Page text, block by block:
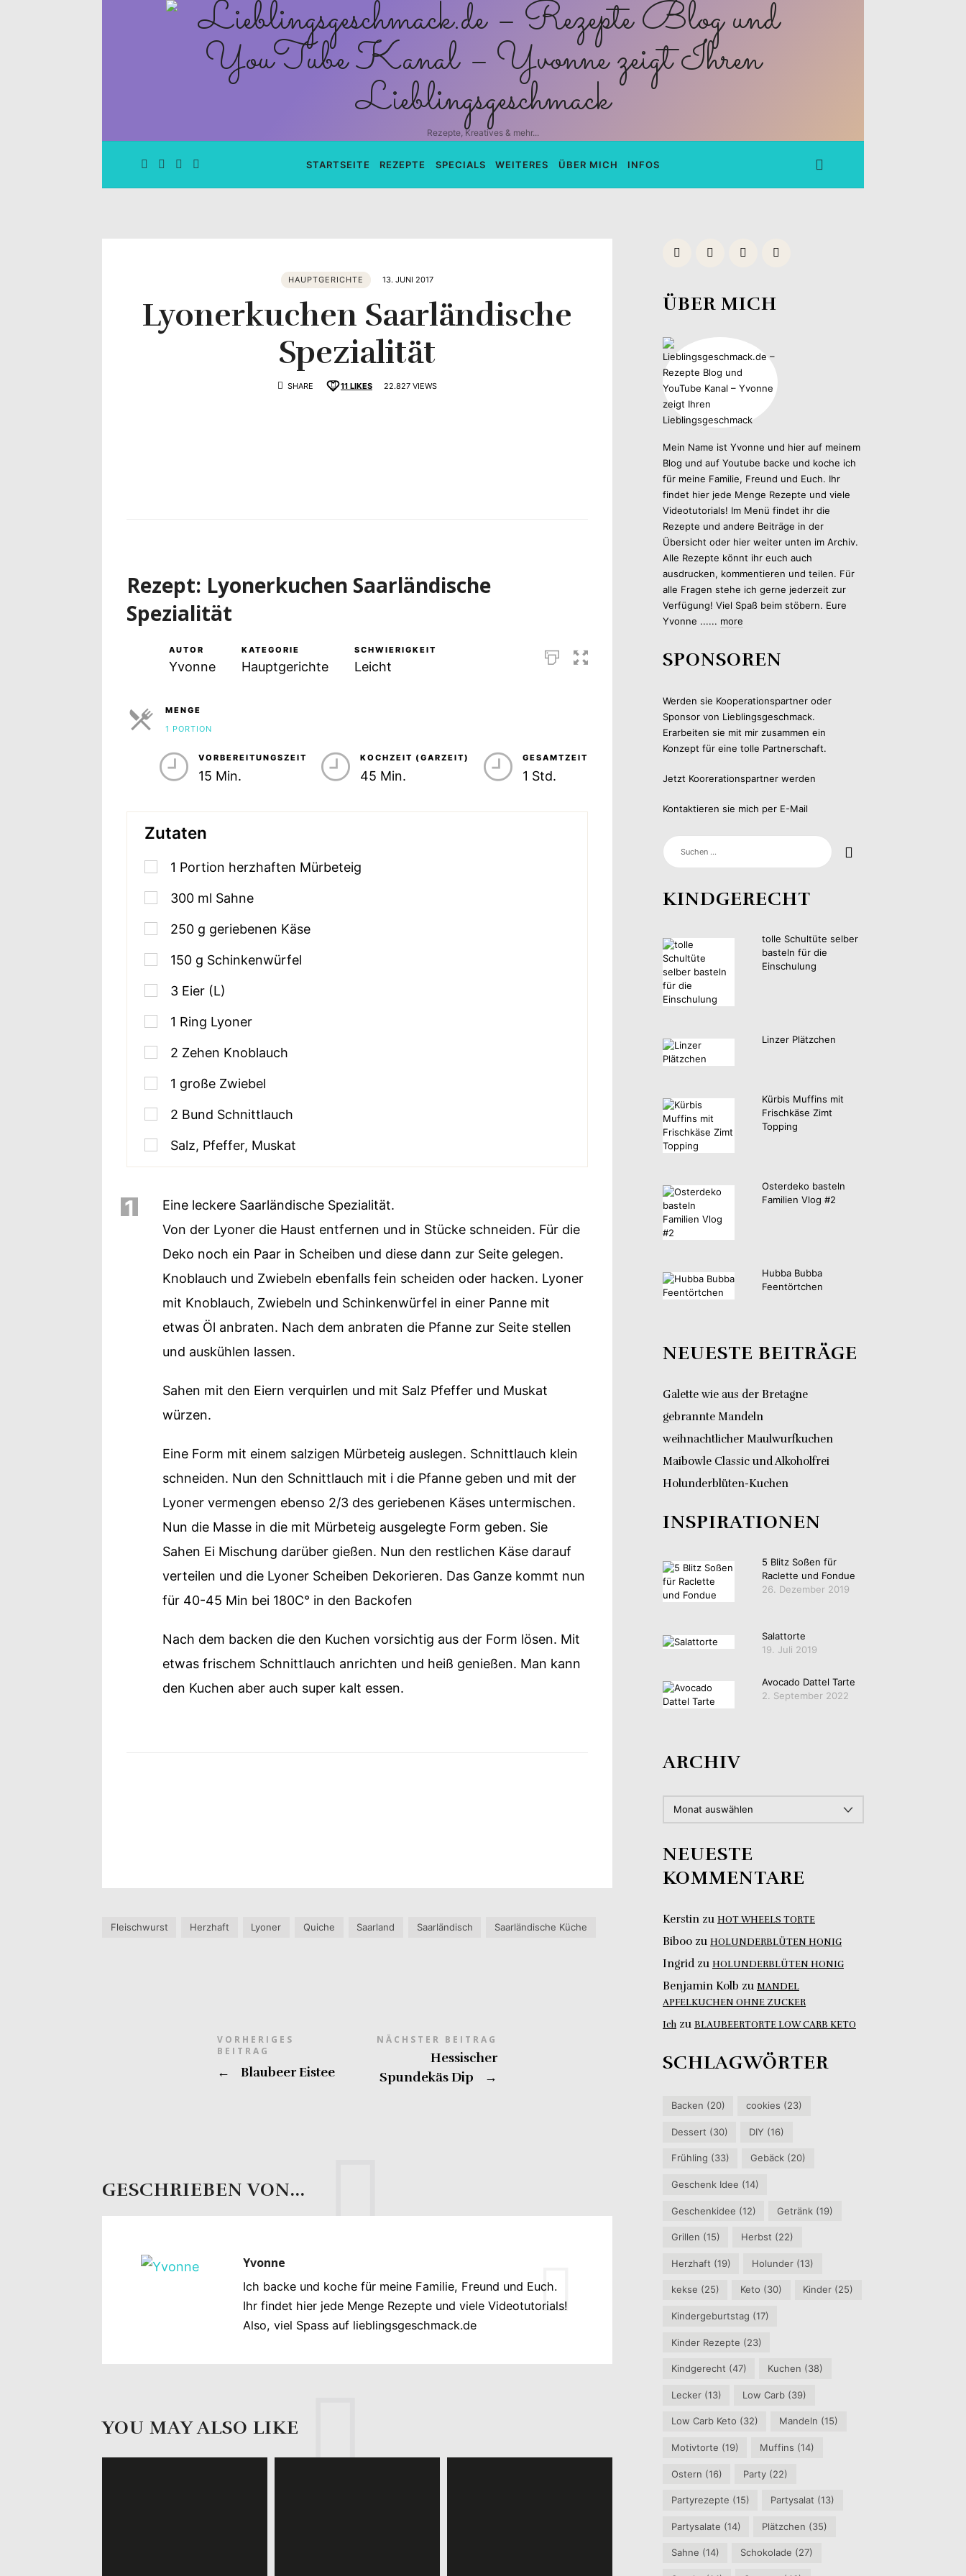
Lieblingsgeschmack.de
Rezepte
Blog
und
–
Yvonne
Rezepte, Kreatives & mehr...
STARTSEITE REZEPTE SPECIALS WEITERES ÜBER MICH INFOS
HAUPTGERICHTE 13. JUNI 2017
Lyonerkuchen Saarländische
Spezialität
SHARE 11 LIKES 22.827 VIEWS
Rezept: Lyonerkuchen Saarländische
Spezialität
AUTOR
Yvonne
KATEGORIE
Hauptgerichte
SCHWIERIGKEIT
Leicht
MENGE
1 PORTION
VORBEREITUNGSZEIT
15 Min.
KOCHZEIT (GARZEIT)
45 Min.
GESAMTZEIT
1 Std.
Zutaten
1 Portion herzhaften Mürbeteig
300 ml Sahne
250 g geriebenen Käse
150 g Schinkenwürfel
3 Eier (L)
1 Ring Lyoner
2 Zehen Knoblauch
1 große Zwiebel
2 Bund Schnittlauch
Salz, Pfeffer, Muskat
1
Eine leckere Saarländische Spezialität.
Von der Lyoner die Haust entfernen und in Stücke schneiden. Für die
Deko noch ein Paar in Scheiben und diese dann zur Seite gelegen.
Knoblauch und Zwiebeln ebenfalls fein scheiden oder hacken. Lyoner
mit Knoblauch, Zwiebeln und Schinkenwürfel in einer Panne mit
etwas Öl anbraten. Nach dem anbraten die Pfanne zur Seite stellen
und auskühlen lassen.
Sahen mit den Eiern verquirlen und mit Salz Pfeffer und Muskat
würzen.
Eine Form mit einem salzigen Mürbeteig auslegen. Schnittlauch klein
schneiden. Nun den Schnittlauch mit i die Pfanne geben und mit der
Lyoner vermengen ebenso 2/3 des geriebenen Käses untermischen.
Nun die Masse in die mit Mürbeteig ausgelegte Form geben. Sie
Sahen Ei Mischung darüber gießen. Nun den restlichen Käse darauf
verteilen und die Lyoner Scheiben Dekorieren. Das Ganze kommt nun
für 40-45 Min bei 180C° in den Backofen
Nach dem backen die den Kuchen vorsichtig aus der Form lösen. Mit
etwas frischem Schnittlauch anrichten und heiß genießen. Man kann
den Kuchen aber auch super kalt essen.
Fleischwurst Herzhaft Lyoner Quiche Saarland Saarländisch Saarländische Küche
VORHERIGES
BEITRAG
← Blaubeer Eistee
NÄCHSTER BEITRAG
Hessischer
Spundekäs Dip
→
GESCHRIEBEN VON...
Yvonne
Ich backe und koche für meine Familie, Freund und Euch.
Ihr findet hier jede Menge Rezepte und viele Videotutorials!
Also, viel Spass auf lieblingsgeschmack.de
YOU MAY ALSO LIKE
ÜBER MICH
Mein Name ist Yvonne und hier auf meinem
Blog und auf Youtube backe und koche ich
für meine Familie, Freund und Euch. Ihr
findet hier jede Menge Rezepte und viele
Videotutorials! Im Menü findet ihr die
Rezepte und andere Beiträge in der
Übersicht oder hier weiter unten im Archiv.
Alle Rezepte könnt ihr euch auch
ausdrucken, kommentieren und teilen. Für
alle Fragen stehe ich gerne jederzeit zur
Verfügung! Viel Spaß beim stöbern. Eure
Yvonne ...... more
SPONSOREN
Werden sie Kooperationspartner oder
Sponsor von Lieblingsgeschmack.
Erarbeiten sie mit mir zusammen ein
Konzept für eine tolle Partnerschaft.
Jetzt Koorerationspartner werden
Kontaktieren sie mich per E-Mail
SUCHEN
NACH:
KINDGERECHT
tolle Schultüte selber
basteln für die
Einschulung
Linzer Plätzchen
Kürbis Muffins mit
Frischkäse Zimt
Topping
Osterdeko basteln
Familien Vlog #2
Hubba Bubba
Feentörtchen
NEUESTE BEITRÄGE
Galette wie aus der Bretagne
gebrannte Mandeln
weihnachtlicher Maulwurfkuchen
Maibowle Classic und Alkoholfrei
Holunderblüten-Kuchen
INSPIRATIONEN
5 Blitz Soßen für
Raclette und Fondue
26. Dezember 2019
Salattorte
19. Juli 2019
Avocado Dattel Tarte
2. September 2022
ARCHIV
NEUESTE
KOMMENTARE
Kerstin zu HOT WHEELS TORTE
Biboo zu HOLUNDERBLÜTEN HONIG
Ingrid zu HOLUNDERBLÜTEN HONIG
Benjamin Kolb zu MANDEL
APFELKUCHEN OHNE ZUCKER
Ich zu BLAUBEERTORTE LOW CARB KETO
SCHLAGWÖRTER
Backen (20) cookies (23)
Dessert (30) DIY (16)
Frühling (33) Gebäck (20)
Geschenk Idee (14)
Geschenkidee (12) Getränk (19)
Grillen (15) Herbst (22)
Herzhaft (19) Holunder (13)
kekse (25) Keto (30) Kinder (25)
Kindergeburtstag (17)
Kinder Rezepte (23)
Kindgerecht (47) Kuchen (38)
Lecker(13) Low Carb (39)
Low Carb Keto (32) Mandeln (15)
Motivtorte (19) Muffins (14)
Ostern (16) Party (22)
Partyrezepte (15) Partysalat (13)
Partysalate (14) Plätzchen (35)
Sahne (14) Schokolade (27)